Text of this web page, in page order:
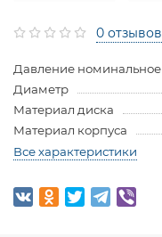
0 отзывов
Давление номинальное
Диаметр
Материал диска
Материал корпуса
Все характеристики